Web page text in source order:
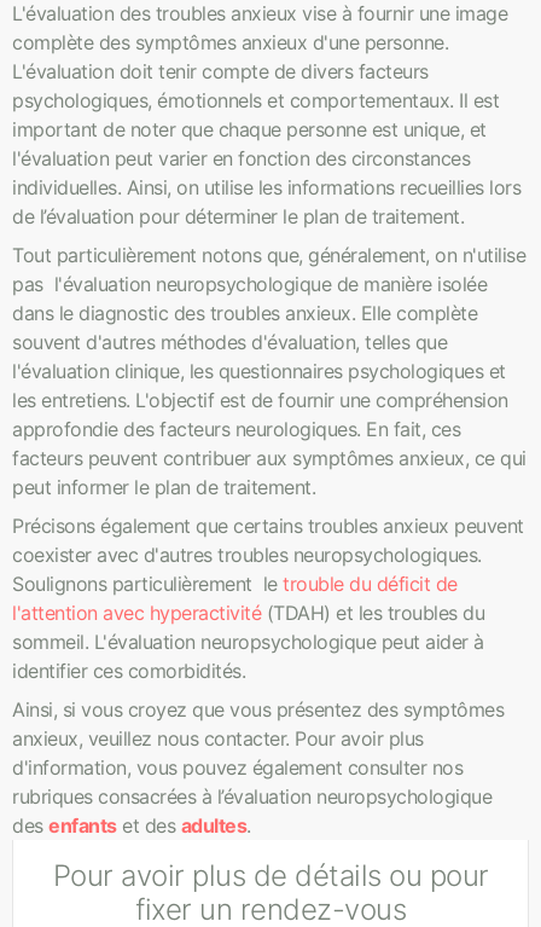
L'évaluation des troubles anxieux vise à fournir une image
complète des symptômes anxieux d'une personne.
L'évaluation doit tenir compte de divers facteurs
psychologiques, émotionnels et comportementaux. Il est
important de noter que chaque personne est unique, et
l'évaluation peut varier en fonction des circonstances
individuelles. Ainsi, on utilise les informations recueillies lors
de l’évaluation pour déterminer le plan de traitement.
Tout particulièrement notons que, généralement, on n'utilise
pas l'évaluation neuropsychologique de manière isolée
dans le diagnostic des troubles anxieux. Elle complète
souvent d'autres méthodes d'évaluation, telles que
l'évaluation clinique, les questionnaires psychologiques et
les entretiens. L'objectif est de fournir une compréhension
approfondie des facteurs neurologiques. En fait, ces
facteurs peuvent contribuer aux symptômes anxieux, ce qui
peut informer le plan de traitement.
Précisons également que certains troubles anxieux peuvent
coexister avec d'autres troubles neuropsychologiques.
Soulignons particulièrement le trouble du déficit de
l'attention avec hyperactivité(TDAH) et les troubles du
sommeil. L'évaluation neuropsychologique peut aider à
identifier ces comorbidités.
Ainsi, si vous croyez que vous présentez des symptômes
anxieux, veuillez nous contacter. Pour avoir plus
d'information, vous pouvez également consulter nos
rubriques consacrées à l’évaluation neuropsychologique
des enfantset des adultes.
Pour avoir plus de détails ou pour
fixer un rendez-vous